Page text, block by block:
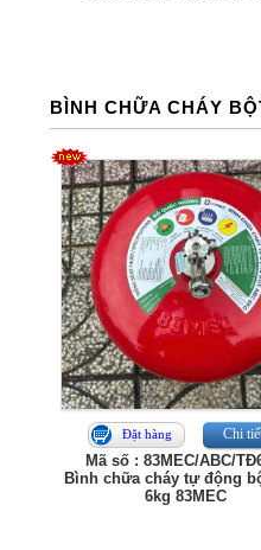
BÌNH CHỮA CHÁY
Đặt hàng Chi
Mã số : 83MEC/ABC/
Bình chữa cháy tự động
6kg 83MEC